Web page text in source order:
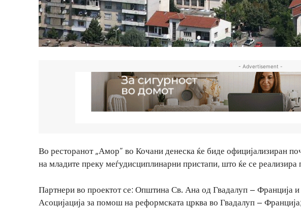
- Advertisement -
Во ресторанот „Амор“ во Кочани денеска ќе биде официјализиран
на младите преку меѓудисциплинарни пристапи, што ќе се
Партнери во проектот се: Општина Св. Ана од Гвадалуп – Франција
Асоцијација за помош на реформската црква во Гвадалуп –